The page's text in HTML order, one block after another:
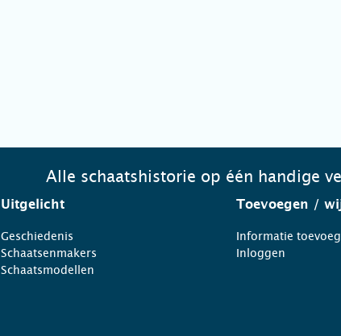
Alle schaatshistorie op één handige
Uitgelicht
Geschiedenis
Schaatsenmakers
Schaatsmodellen
Toevoegen /
Informatie
Inloggen